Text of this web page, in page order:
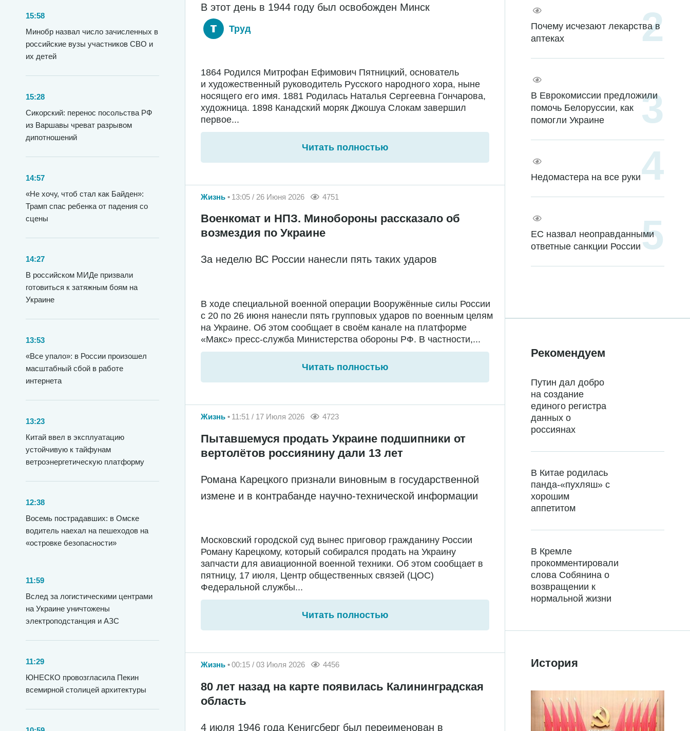
15:58
Минобр назвал число зачисленных в
российские вузы участников СВО и
их детей
15:28
Сикорский: перенос посольства РФ
из Варшавы чреват разрывом
дипотношений
14:57
«Не хочу, чтоб стал как Байден»:
Трамп спас ребенка от падения со
сцены
14:27
В российском МИДе призвали
готовиться к затяжным боям на
Украине
13:53
«Все упало»: в России произошел
масштабный сбой в работе
интернета
13:23
Китай ввел в эксплуатацию
устойчивую к тайфунам
ветроэнергетическую платформу
12:38
Восемь пострадавших: в Омске
водитель наехал на пешеходов на
«островке безопасности»
11:59
Вслед за логистическими центрами
на Украине уничтожены
электроподстанция и АЗС
11:29
ЮНЕСКО провозгласила Пекин
всемирной столицей архитектуры
В этот день в 1944 году был освобожден Минск
Труд
1864 Родился Митрофан Ефимович Пятницкий, основатель
и художественный руководитель Русского народного хора, ныне
носящего его имя. 1881 Родилась Наталья Сергеевна Гончарова,
художница. 1898 Канадский моряк Джошуа Слокам завершил
первое...
Читать полностью
Жизнь 13:05 / 26 Июня 2026 4751
Военкомат и НПЗ. Минобороны рассказало об
возмездия по Украине
За неделю ВС России нанесли пять таких ударов
В ходе специальной военной операции Вооружённые силы России
с 20 по 26 июня нанесли пять групповых ударов по военным целям
на Украине. Об этом сообщает в своём канале на платформе
«Макс» пресс-служба Министерства обороны РФ. В частности,...
Читать полностью
Жизнь 11:51 / 17 Июля 2026 4723
Пытавшемуся продать Украине подшипники от
вертолётов россиянину дали 13 лет
Романа Карецкого признали виновным в государственной
измене и в контрабанде научно-технической информации
Московский городской суд вынес приговор гражданину России
Роману Карецкому, который собирался продать на Украину
запчасти для авиационной военной техники. Об этом сообщает в
пятницу, 17 июля, Центр общественных связей (ЦОС)
Федеральной службы...
Читать полностью
Жизнь 00:15 / 03 Июля 2026 4456
80 лет назад на карте появилась Калининградская
область
4 июля 1946 года Кенигсберг был переименован в
Почему исчезают лекарства в
аптеках
В Еврокомиссии предложили
помочь Белоруссии, как
помогли Украине
Недомастера на все руки
ЕС назвал неоправданными
ответные санкции России
Рекомендуем
Путин дал добро
на создание
единого регистра
данных о
россиянах
В Китае родилась
панда-«пухляш» с
хорошим
аппетитом
В Кремле
прокомментировали
слова Собянина о
возвращении к
нормальной жизни
История